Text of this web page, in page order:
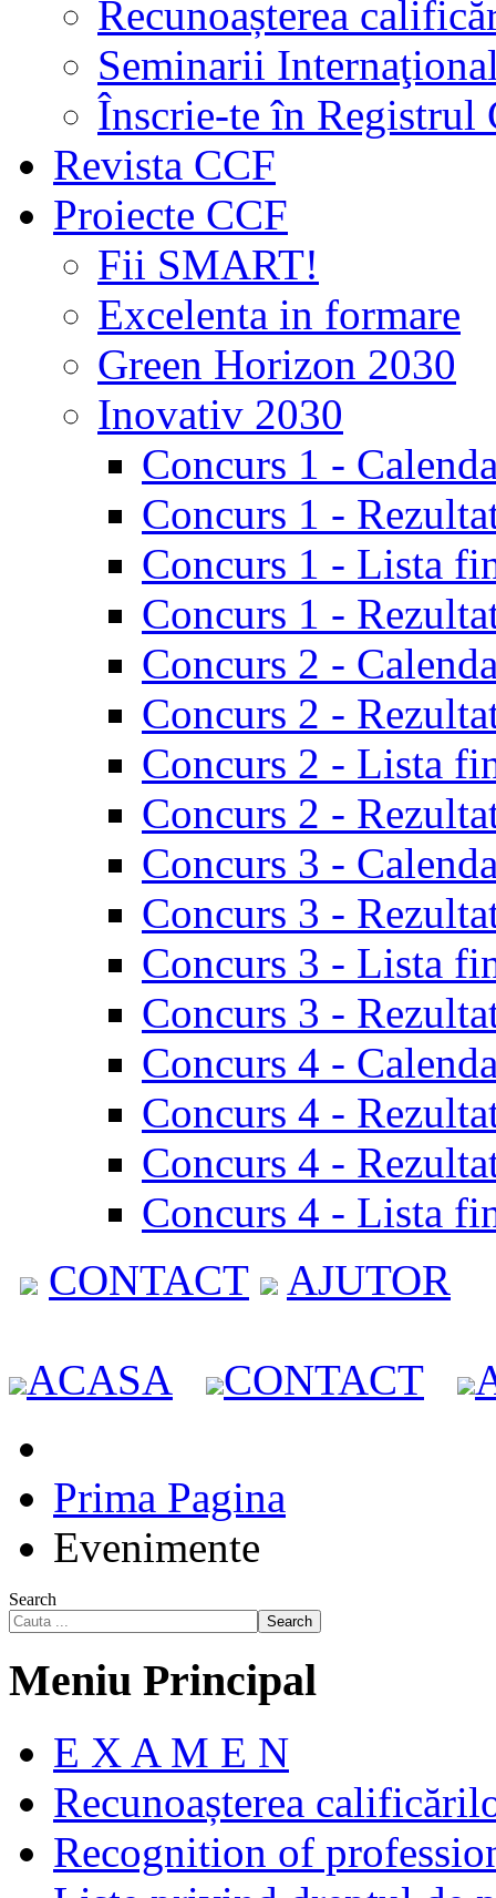
Recunoașterea
Seminarii
Înscrie-te în Registrul
Revista CCF
Proiecte CCF
Fii SMART!
Excelenta in formare
Green Horizon 2030
Inovativ 2030
Concurs 1 -
Concurs 1 -
Concurs 1 - Lista
Concurs 1 -
Concurs 2 -
Concurs 2 -
Concurs 2 - Lista
Concurs 2 -
Concurs 3 -
Concurs 3 -
Concurs 3 - Lista
Concurs 3 -
Concurs 4 -
Concurs 4 -
Concurs 4 -
Concurs 4 - Lista
CONTACT
AJUTOR
ACASA CONTACT
Prima Pagina
Evenimente
Search
Search
Meniu Principal
E X A M E N
Recunoașterea
Recognition of